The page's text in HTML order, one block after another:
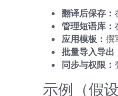
翻译后保存：
管理短语库：
应用模板： 撰
批量导入导出
同步与权限：
示例（假设